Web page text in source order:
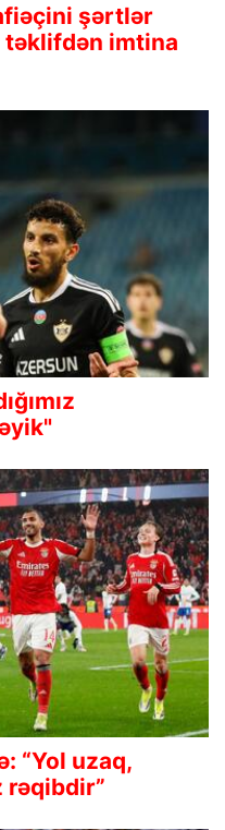
şərtlər
təklifdən imtina
“Yol uzaq,
rəqibdir”